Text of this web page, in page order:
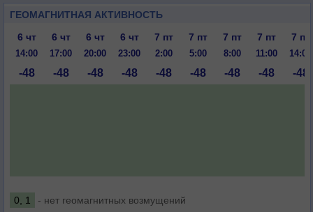
ГЕОМАГНИТНАЯ АКТИВНОСТЬ
6 чт
6 чт 6 чт 6 чт 7 пт 7 пт 7 пт 7 пт 7 пт
14:00 17:00 20:00 23:00 2:00 5:00 8:00 11:00 14:00
-48 -48 -48 -48 -48 -48 -48 -48 -48
0, 1
- нет геомагнитных возмущений